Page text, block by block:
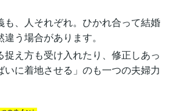
、人それぞれ。ひかれ合って結婚
う場合があります。
捉え方も受け入れたり、修正しあっ
いに着地させる」のも一つの夫婦力